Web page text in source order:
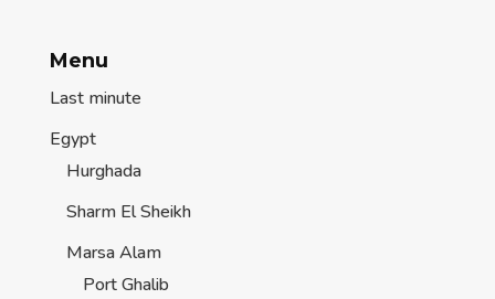
Menu
Last minute
Egypt
Hurghada
Sharm El Sheikh
Marsa Alam
Port Ghalib